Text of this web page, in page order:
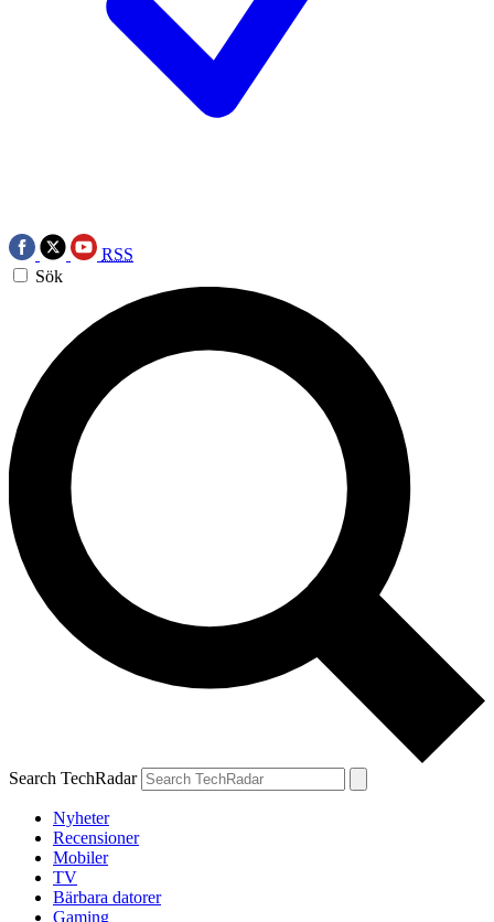
RSS
Sök
Search TechRadar
Nyheter
Recensioner
Mobiler
TV
Bärbara datorer
Gaming